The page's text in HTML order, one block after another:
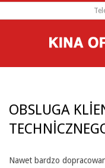
MENU
OBSLUGA
Nawet bardzo